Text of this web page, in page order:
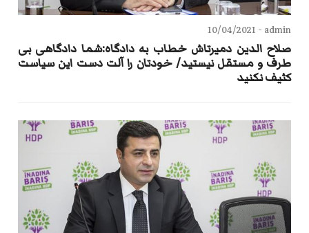
admin -
10/04/2021
صلاح الدین دمیرتاش خطاب به دادگاه:شما دادگاهی بی
طرف و مستقل نیستید/ خودتان را آلت دست این سیاست
کثیف نکنید